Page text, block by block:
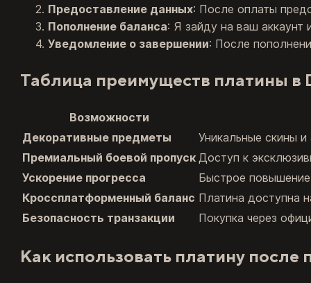
Предоставление данных: После оплаты
Пополнение баланса: Я зайду на ваш аккаунт
Уведомление о завершении: После
Таблица преимуществ платины в
Возможности
Декоративные предметы
Уникальные скины
Премиальный боевой пропуск Доступ к
Ускорение прогресса
Быстрое
Кроссплатформенный баланс Платина доступна
Безопасность транзакции
Покупка через
Как использовать платину после